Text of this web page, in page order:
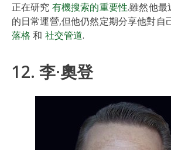
正在研究 有機搜索的重要性.雖然他最
的日常運營,但他仍然定期分享他對
落格 和 社交管道.
12. 李·奧登